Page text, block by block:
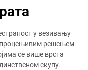
у везивању
решењем
се више врста
скупу.